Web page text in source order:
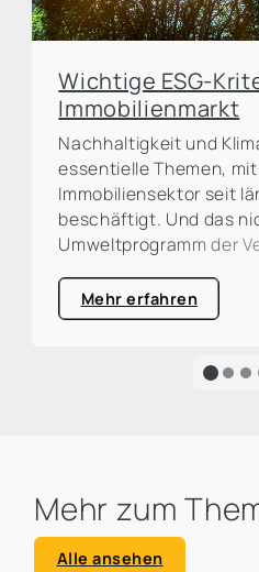
Wichtige ESG-
Immobilienmarkt
Nachhaltigkeit und
essentielle Themen,
Immobiliensektor seit
beschäftigt. Und das
Umweltprogramm der
für rund ein Drittel der
Emissionen
die Dringlichkeit für
Mehr erfahren
Mehr zum
Alle ansehen